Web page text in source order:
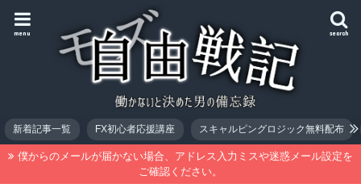
search
menu
新着記事一覧 FX初心者応援講座 スキャルピングロジック無料配布
僕からのメールが届かない場合、アドレス入力ミスや迷惑メール設定を
ご確認ください。